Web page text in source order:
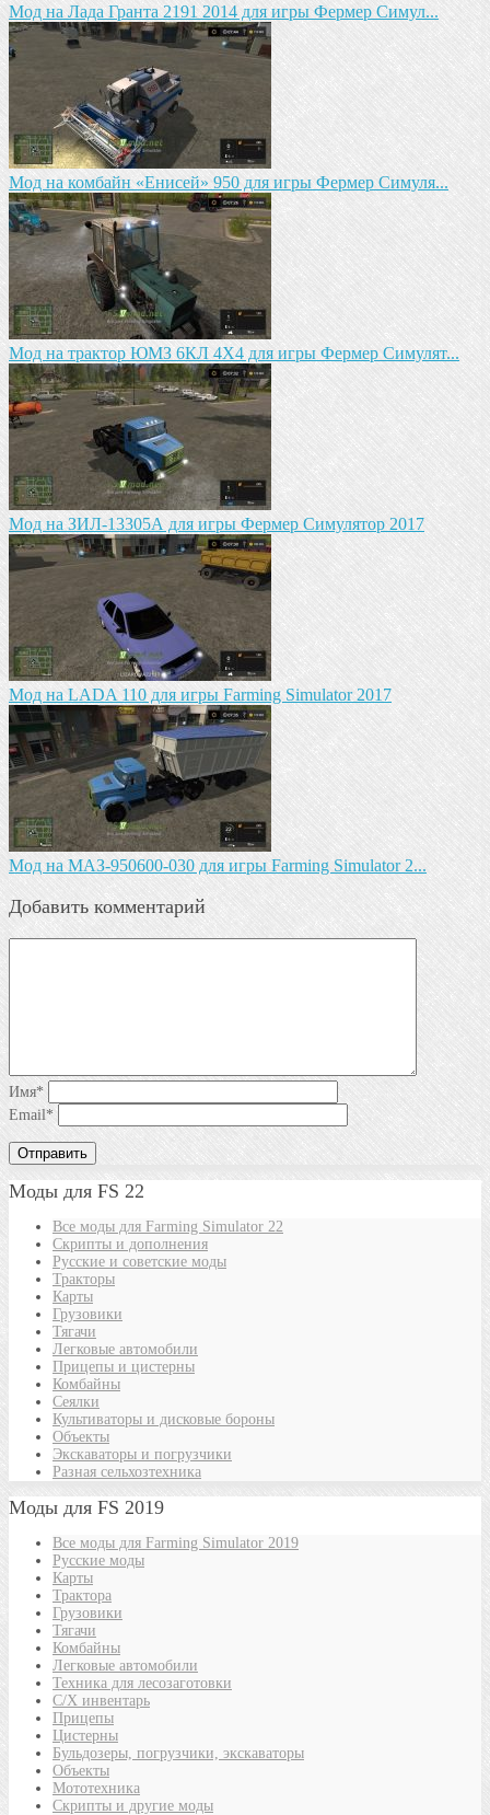
Мод на Лада Гранта 2191 2014 для игры Фермер Симул...
Мод на комбайн «Енисей» 950 для игры Фермер Симуля...
Мод на трактор ЮМЗ 6КЛ 4X4 для игры Фермер Симулят...
Мод на ЗИЛ-13305А для игры Фермер Симулятор 2017
Мод на LADA 110 для игры Farming Simulator 2017
Mод на МАЗ-950600-030 для игры Farming Simulator 2...
Добавить комментарий
Имя*
Email*
Моды для FS 22
Все моды для Farming Simulator 22
Скрипты и дополнения
Русские и советские моды
Тракторы
Карты
Грузовики
Тягачи
Легковые автомобили
Прицепы и цистерны
Комбайны
Сеялки
Культиваторы и дисковые бороны
Объекты
Экскаваторы и погрузчики
Разная сельхозтехника
Моды для FS 2019
Все моды для Farming Simulator 2019
Русские моды
Карты
Трактора
Грузовики
Тягачи
Комбайны
Легковые автомобили
Техника для лесозаготовки
С/Х инвентарь
Прицепы
Цистерны
Бульдозеры, погрузчики, экскаваторы
Объекты
Мототехника
Скрипты и другие моды